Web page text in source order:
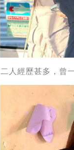
二人經歷甚多，曾